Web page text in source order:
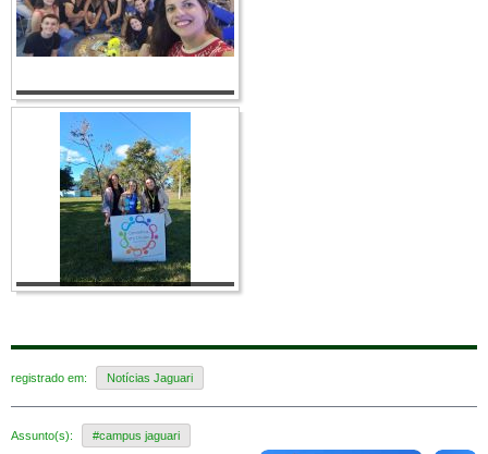
registrado em: Notícias Jaguari
Assunto(s): #campus jaguari